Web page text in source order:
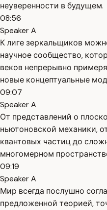
неуверенности в будущем.
08:56
Speaker A
К лиге зеркальщиков
научное сообщество,
веков непрерывно
новые концептуальные
09:07
Speaker A
От представлений о
ньютоновской механики,
квантовых частиц до
многомерном
09:19
Speaker A
Мир всегда послушно
предложенной теорией,